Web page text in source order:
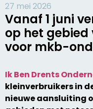
27 mei 2026
Vanaf 1 juni
op het
voor mkb-
Ik Ben Drents
kleinverbruikers in
nieuwe aansluiting